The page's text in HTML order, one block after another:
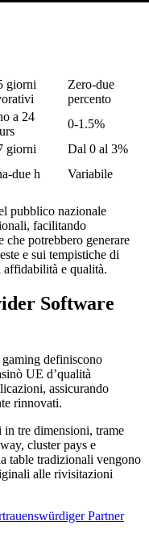
giorni
Zero-due
percento
a 24
0-1.5%
giorni
Dal 0 al 3%
due h Variabile
pubblico nazionale
facilitando
potrebbero generare
e sui tempistiche di
affidabilità e qualità.
Software
definiscono
UE d’qualità
assicurando
rinnovati.
tre dimensioni, trame
cluster pays e
table tradizionali vengono
alle rivisitazioni
Partner